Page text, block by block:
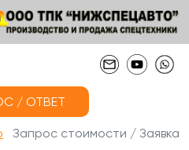
/ ОТВЕТ
Запрос стоимости / Заявка